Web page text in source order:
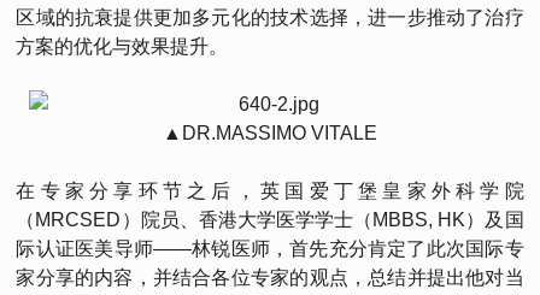
区域的抗衰提供更加多元化的技术选择，进一步推动了治疗
方案的优化与效果提升。
▲DR.MASSIMO VITALE
在专家分享环节之后，英国爱丁堡皇家外科学院
（MRCSED）院员、香港大学医学学士（MBBS, HK）及国
际认证医美导师——林锐医师，首先充分肯定了此次国际专
家分享的内容，并结合各位专家的观点，总结并提出他对当